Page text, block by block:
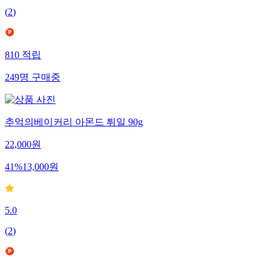
(2)
810 적립
249명 구매중
추억의베이커리 아몬드 튀일 90g
22,000원
41%13,000원
5.0
(2)